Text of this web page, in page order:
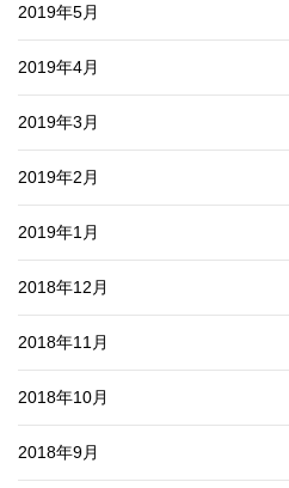
2019年5月
2019年4月
2019年3月
2019年2月
2019年1月
2018年12月
2018年11月
2018年10月
2018年9月